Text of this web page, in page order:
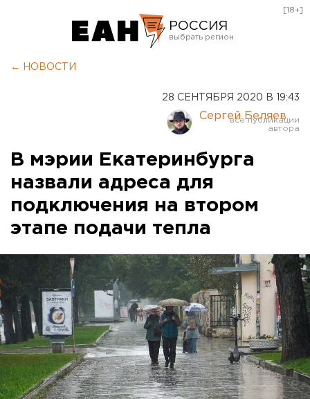
РОССИЯ
Курган
Оренбург
[18+]
← НОВОСТИ
28 СЕНТЯБРЯ 2020 В 19:43
Сергей Беляев
В мэрии Екатеринбурга
назвали адреса для
подключения на втором
этапе подачи тепла